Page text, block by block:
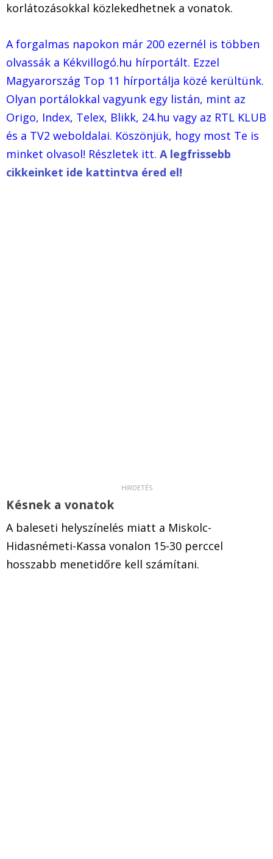
korlátozásokkal közlekedhetnek a vonatok.
A forgalmas napokon már 200 ezernél is többen
olvassák a Kékvillogó.hu hírportált. Ezzel
Magyarország Top 11 hírportálja közé kerültünk.
Olyan portálokkal vagyunk egy listán, mint az
Origo, Index, Telex, Blikk, 24.hu vagy az RTL KLUB
és a TV2 weboldalai. Köszönjük, hogy most Te is
minket olvasol! Részletek itt. A legfrissebb
cikkeinket ide kattintva éred el!
Késnek a vonatok
A baleseti helyszínelés miatt a Miskolc-
Hidasnémeti-Kassa vonalon 15-30 perccel
hosszabb menetidőre kell számítani.